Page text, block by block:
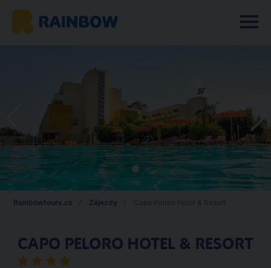
Rainbowtours.cz Zájezdy
CAPO PELORO HOTEL & RESORT